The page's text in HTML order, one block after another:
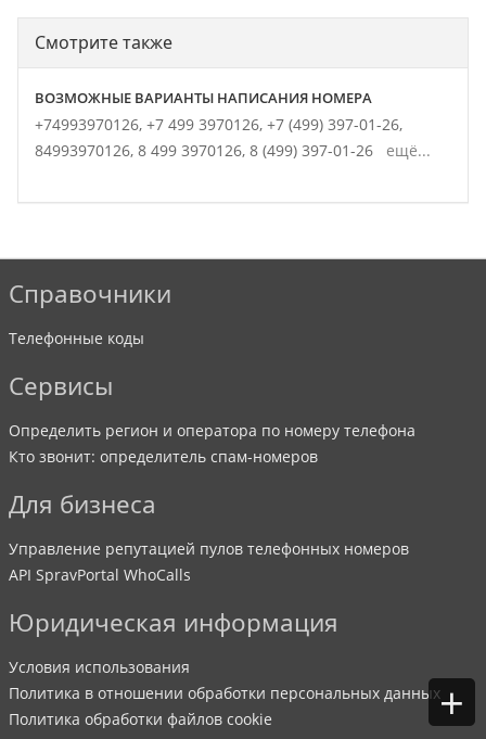
+
Смотрите также
ВОЗМОЖНЫЕ ВАРИАНТЫ НАПИСАНИЯ НОМЕРА
+74993970126, +7 499 3970126, +7 (499) 397-01-26,
84993970126, 8 499 3970126, 8 (499) 397-01-26 ещё...
Справочники
Телефонные коды
Сервисы
Определить регион и оператора по номеру телефона
Кто звонит: определитель спам-номеров
Для бизнеса
Управление репутацией пулов телефонных номеров
API SpravPortal WhoCalls
Юридическая информация
Условия использования
Политика в отношении обработки персональных данных
Политика обработки файлов cookie